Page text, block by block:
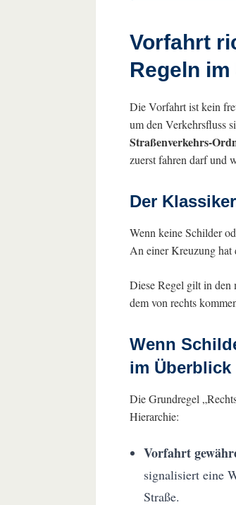
Vorfahrt
Regeln
Die Vorfahrt ist kein
um den Verkehrsfluss
Straßenverkehrs-
zuerst fahren darf und
Der
Wenn keine Schilder
An einer Kreuzung hat
Diese Regel gilt in den
dem von rechts
Wenn
im Überblick
Die Grundregel
Hierarchie:
Vorfahrt
signalisiert eine
Straße.